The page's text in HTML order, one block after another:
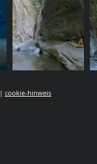
| cookie-hinweis